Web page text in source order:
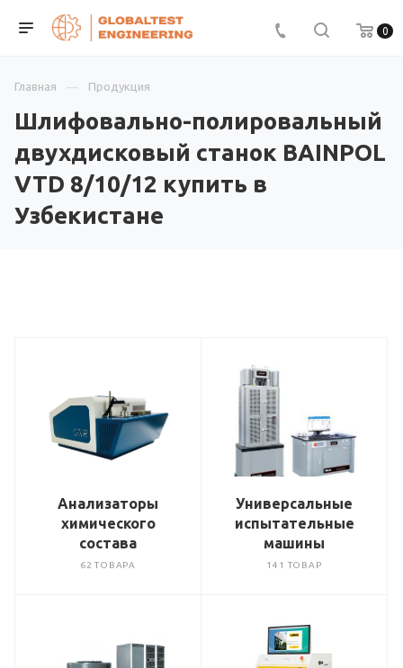
0
Главная Продукция
Шлифовально-полировальный
двухдисковый станок BAINPOL
VTD 8/10/12 купить в
Узбекистане
Анализаторы
химического
состава
62 ТОВАРА
Универсальные
испытательные
машины
141 ТОВАР